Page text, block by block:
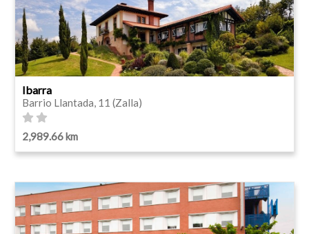
Ibarra
Barrio Llantada, 11 (Zalla)
2,989.66 km